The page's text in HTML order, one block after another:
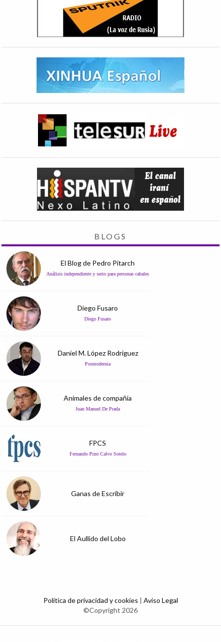
BLOGS
El Blog de Pedro Pitarch
Análisis independiente y serio para personas cabales
Diego Fusaro
Diego Fusaro
Daniel M. López Rodríguez
Posmodernia
Animales de compañía
Juan Manuel De Prada
FPCS
Fernando Pino Calvo Sotelo
Ganas de Escribir
El Aullido del Lobo
Política de privacidad y cookies | Aviso Legal
©Copyright 2026